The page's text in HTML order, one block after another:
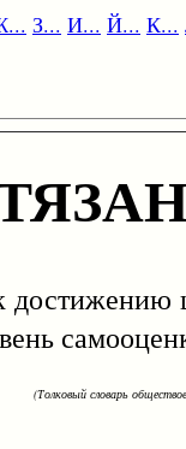
З... И... Й... К...
(Толковый словарь